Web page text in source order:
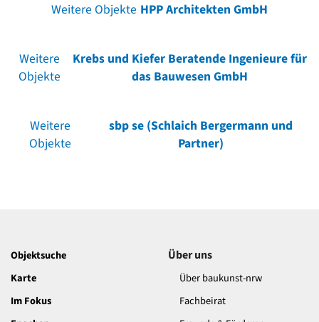
Weitere Objekte HPP Architekten GmbH
Weitere
Objekte
Krebs und Kiefer Beratende Ingenieure für
das Bauwesen GmbH
Weitere
Objekte
sbp se (Schlaich Bergermann und
Partner)
Objektsuche
Karte
Im Fokus
Über uns
Über baukunst-nrw
Fachbeirat